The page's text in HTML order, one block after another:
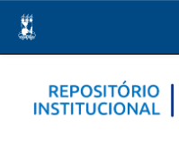
navigation